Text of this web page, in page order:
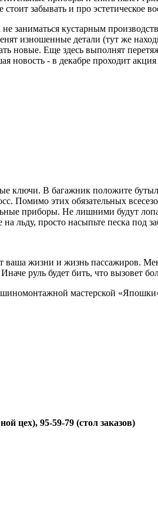
забывать и про эстетическое
заниматься кустарным
изношенные детали (тут же
новые. Еще здесь выполнят
- в декабре проходит акция
ключи. В багажник положите
Помимо этих обязательных
приборы. Не лишними будут
льду, просто насыпьте песка под
ваша жизни и жизнь пассажиров.
руль будет бить, что вызовет
мастерской
цех), 95-59-79 (стол заказов)